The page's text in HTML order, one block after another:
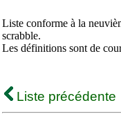
Liste conforme à la
scrabble.
Les définitions sont de
Liste précédente